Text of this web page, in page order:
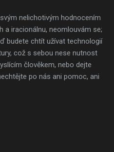
nelichotivým hodnocením
a iracionálnu, neomlouvám se;
budete chtít užívat technologií
což s sebou nese nutnost
člověkem, nebo dejte
po nás ani pomoc, ani